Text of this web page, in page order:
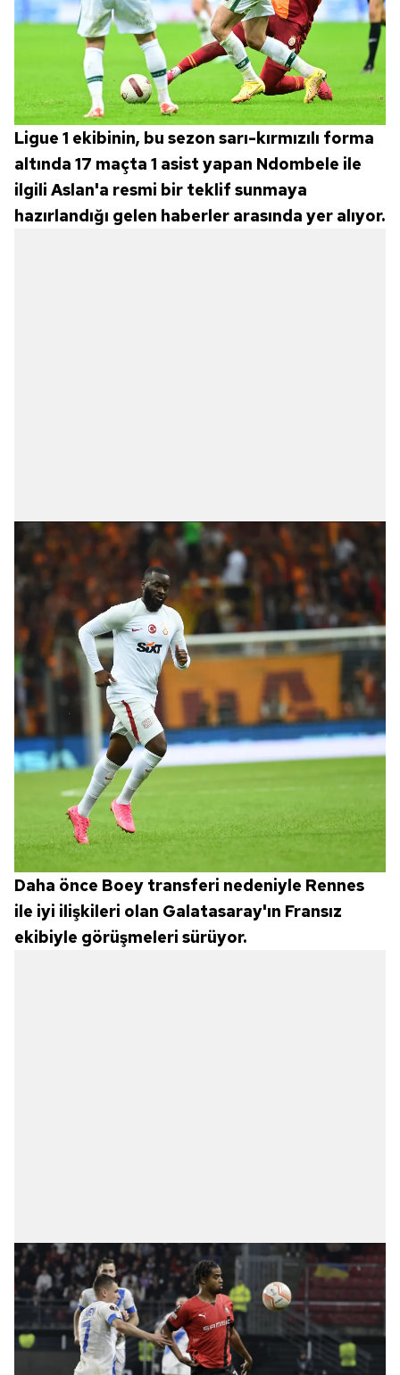
Ligue 1 ekibinin, bu sezon sarı-kırmızılı forma
altında 17 maçta 1 asist yapan Ndombele ile
ilgili Aslan'a resmi bir teklif sunmaya
hazırlandığı gelen haberler arasında yer alıyor.
Daha önce Boey transferi nedeniyle Rennes
ile iyi ilişkileri olan Galatasaray'ın Fransız
ekibiyle görüşmeleri sürüyor.